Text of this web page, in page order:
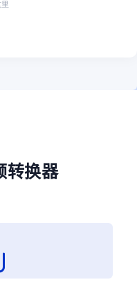
转换器